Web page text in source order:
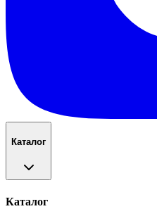
Каталог
Каталог